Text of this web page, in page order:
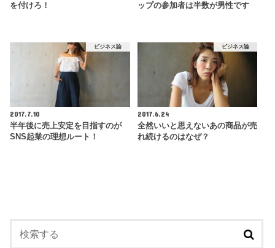
を付けろ！
ップの参加者は半数が男性です
ビジネス論
2017.7.10
半年後に売上安定を目指すのが
SNS起業の理想ルート！
ビジネス論
2017.6.24
全然いいと思えないあの商品が売
れ続けるのはなぜ？